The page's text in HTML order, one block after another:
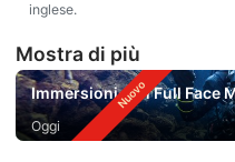
inglese.
Mostra di più
Immersioni con Full Face
Oggi